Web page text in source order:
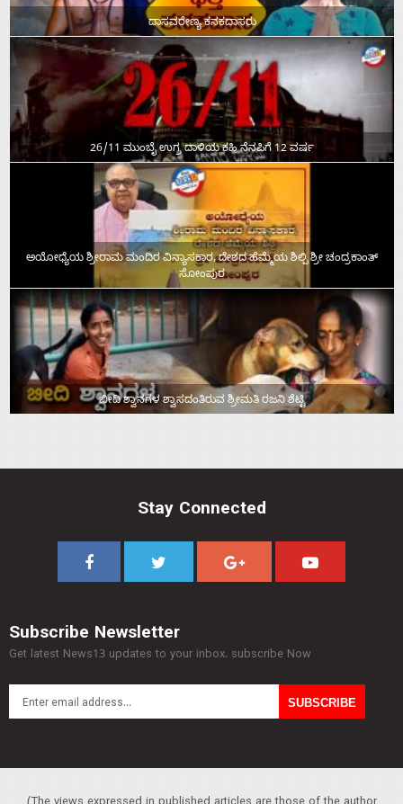
ದಾಸವರೇಣ್ಯ ಕನಕದಾಸರು
26/11 ಮುಂಬೈ ಉಗ್ರ ದಾಳಿಯ ಕಹಿ ನೆನಪಿಗೆ 12 ವರ್ಷ
ಅಯೋಧ್ಯೆಯ ಶ್ರೀರಾಮ ಮಂದಿರ ವಿನ್ಯಾಸಕಾರ, ದೇಶದ ಹೆಮ್ಮೆಯ ಶಿಲ್ಪಿ ಶ್ರೀ ಚಂದ್ರಕಾಂತ್‌
ಸೋಂಪುರ
ಬೀದಿ ಶ್ವಾನಗಳ ಶ್ವಾಸದಂತಿರುವ ಶ್ರೀಮತಿ ರಜನಿ ಶೆಟ್ಟಿ
Stay Connected
Subscribe Newsletter
Get latest News13 updates to your inbox. subscribe Now